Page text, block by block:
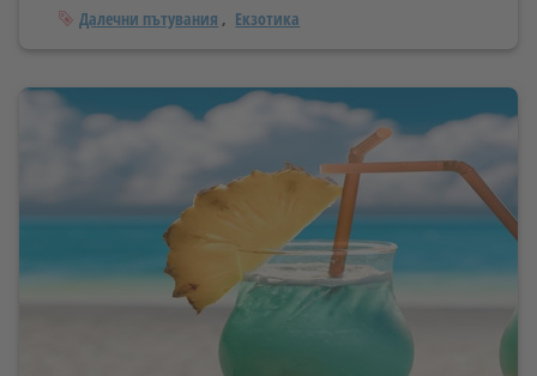
Тагове
Далечни пътувания Екзотика